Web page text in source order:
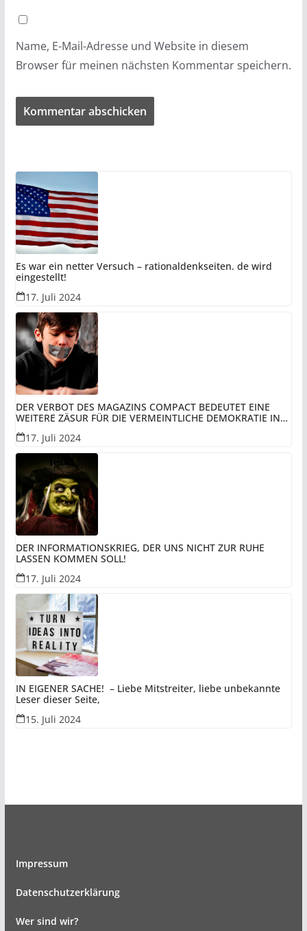
Name, E-Mail-Adresse und Website in diesem
Browser für meinen nächsten Kommentar speichern.
Es war ein netter Versuch – rationaldenkseiten. de wird
eingestellt!
17. Juli 2024
DER VERBOT DES MAGAZINS COMPACT BEDEUTET EINE
WEITERE ZÄSUR FÜR DIE VERMEINTLICHE DEMOKRATIE IN
REST-DEUTSCHLAND UNTER DER VERWALTUNG DER BRD
UND PERSPEKTIVISCH DEN UNTERGANG DER DEUTSCHEN!
17. Juli 2024
DER INFORMATIONSKRIEG, DER UNS NICHT ZUR RUHE
LASSEN KOMMEN SOLL!
17. Juli 2024
IN EIGENER SACHE! – Liebe Mitstreiter, liebe unbekannte
Leser dieser Seite,
15. Juli 2024
Impressum
Datenschutzerklärung
Wer sind wir?